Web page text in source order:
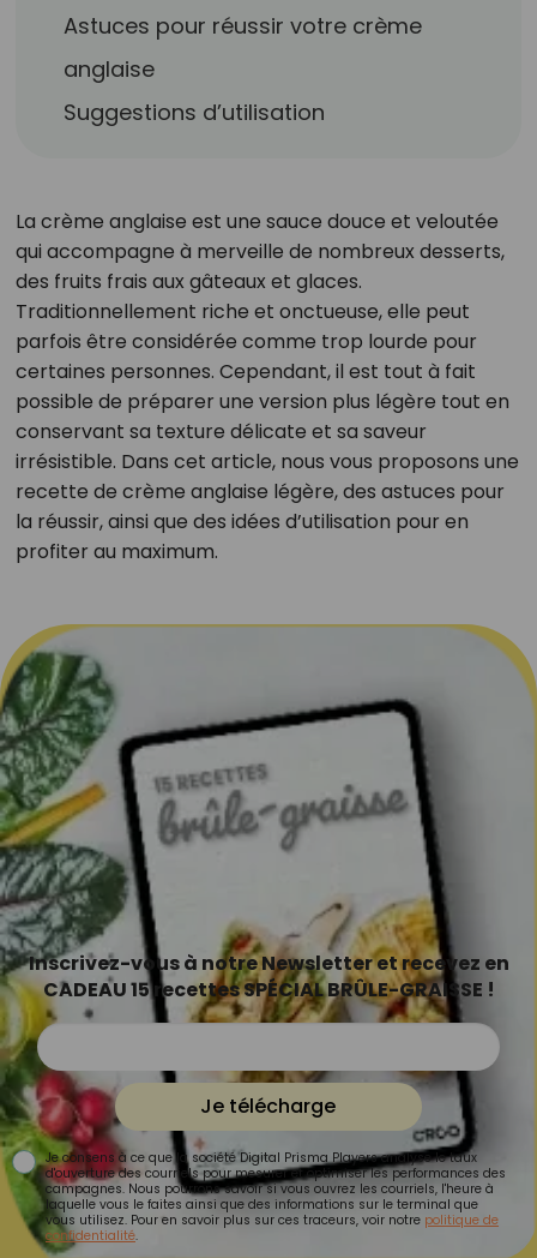
Astuces pour réussir votre crème
anglaise
Suggestions d’utilisation
La crème anglaise est une sauce douce et veloutée
qui accompagne à merveille de nombreux desserts,
des fruits frais aux gâteaux et glaces.
Traditionnellement riche et onctueuse, elle peut
parfois être considérée comme trop lourde pour
certaines personnes. Cependant, il est tout à fait
possible de préparer une version plus légère tout en
conservant sa texture délicate et sa saveur
irrésistible. Dans cet article, nous vous proposons une
recette de crème anglaise légère, des astuces pour
la réussir, ainsi que des idées d’utilisation pour en
profiter au maximum.
Inscrivez-vous à notre Newsletter et recevez en
CADEAU 15 recettes SPÉCIAL BRÛLE-GRAISSE !
Je télécharge
Je consens à ce que la société Digital Prisma Players analyse le taux
d'ouverture des courriels pour mesurer et optimiser les performances des
campagnes. Nous pourrons savoir si vous ouvrez les courriels, l'heure à
laquelle vous le faites ainsi que des informations sur le terminal que
vous utilisez. Pour en savoir plus sur ces traceurs, voir notre politique de
confidentialité.